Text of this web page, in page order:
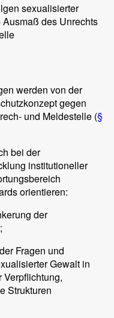
sexualisierter
des Unrechts
werden von der
gegen
und Meldestelle (§
bei der
institutioneller
orientieren:
der
Fragen und
Gewalt in
Strukturen